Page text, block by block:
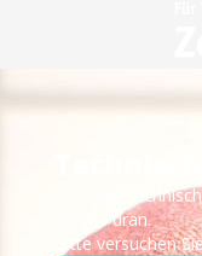
Es ist ein
bereits dran.
Bitte versuchen